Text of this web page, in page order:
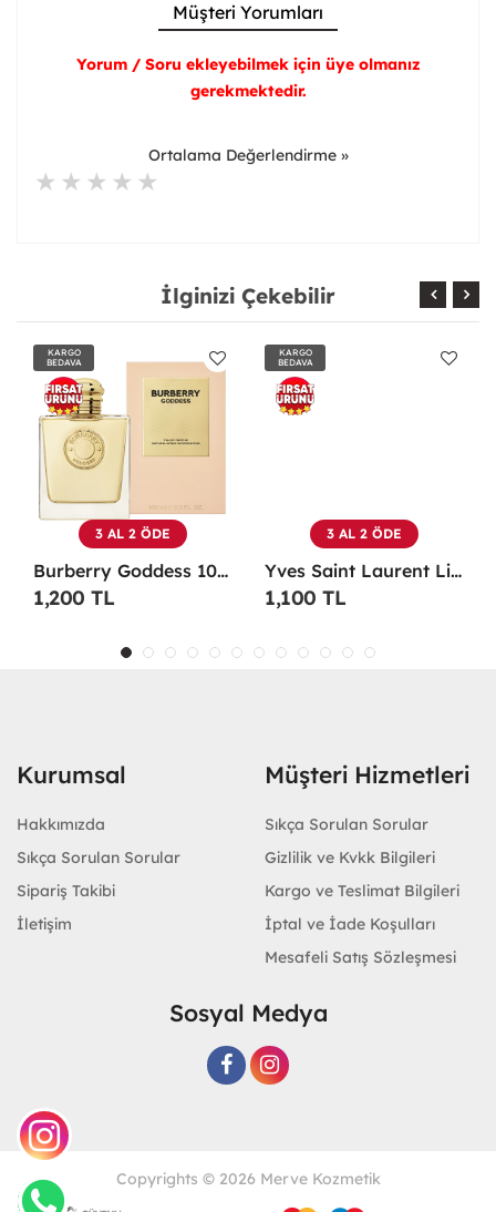
Müşteri Yorumları
Yorum / Soru ekleyebilmek için üye olmanız
gerekmektedir.
Ortalama Değerlendirme »
İlginizi Çekebilir
KARGO
BEDAVA
3 AL 2 ÖDE
Burberry Goddess 100 ML EDP Kadın Parfümü -
1,200 TL
KARGO
BEDAVA
3 AL 2 ÖDE
Yves Saint Laurent Libre EDP 90 Ml Kadın Parfüm - YSLL
1,100 TL
Kurumsal
Hakkımızda
Sıkça Sorulan Sorular
Sipariş Takibi
İletişim
Müşteri Hizmetleri
Sıkça Sorulan Sorular
Gizlilik ve Kvkk Bilgileri
Kargo ve Teslimat Bilgileri
İptal ve İade Koşulları
Mesafeli Satış Sözleşmesi
Sosyal Medya
Copyrights © 2026 Merve Kozmetik